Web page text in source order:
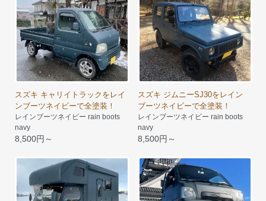
スズキ キャリイトラックをレイ
ンブーツネイビーで全塗装！
レインブーツネイビー rain boots
navy
8,500円～
スズキ ジムニーSJ30をレイン
ブーツネイビーで全塗装！
レインブーツネイビー rain boots
navy
8,500円～